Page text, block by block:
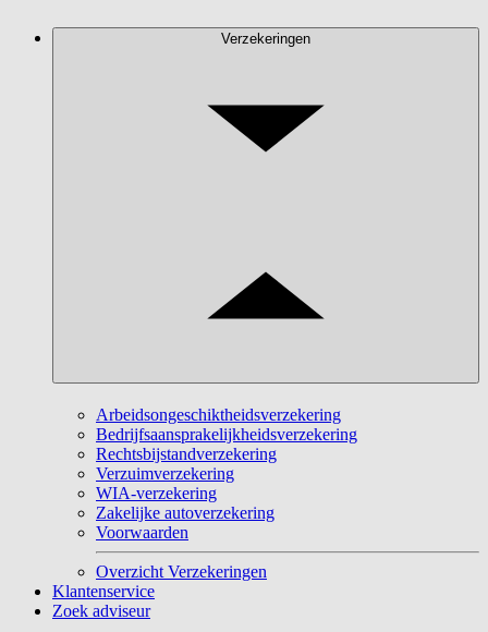
Verzekeringen
Arbeidsongeschiktheidsverzekering
Bedrijfsaansprakelijkheidsverzekering
Rechtsbijstandverzekering
Verzuimverzekering
WIA-verzekering
Zakelijke autoverzekering
Voorwaarden
Overzicht Verzekeringen
Klantenservice
Zoek adviseur